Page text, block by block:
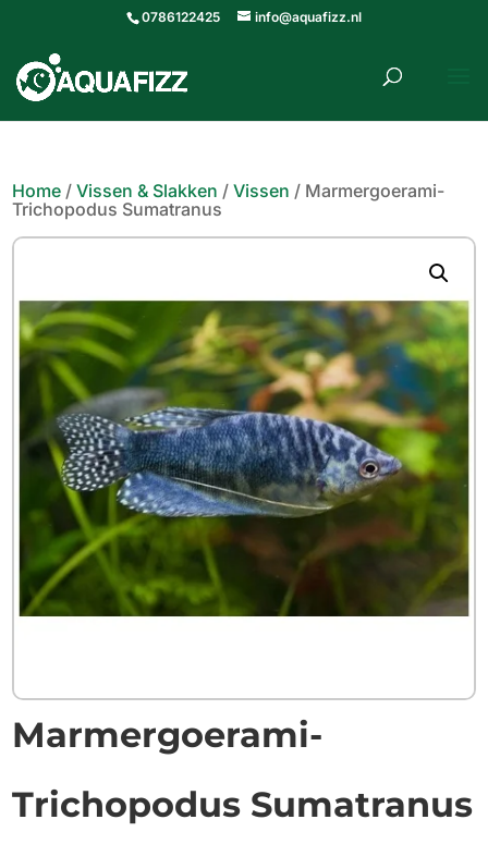
0786122425 info@aquafizz.nl
Home /Vissen & Slakken /Vissen / Marmergoerami-
Trichopodus Sumatranus
Marmergoerami-
Trichopodus Sumatranus